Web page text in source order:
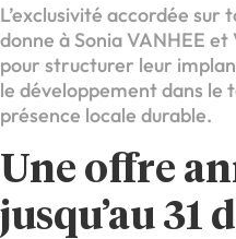
L’exclusivité accordée sur
donne à Sonia VANHEE
pour structurer leur
le développement dans le
présence locale durable.
Une offre
jusqu’au 31